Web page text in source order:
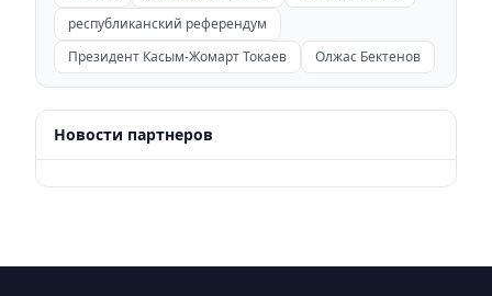
республиканский референдум
Президент Касым-Жомарт Токаев
Олжас Бектенов
Новости партнеров